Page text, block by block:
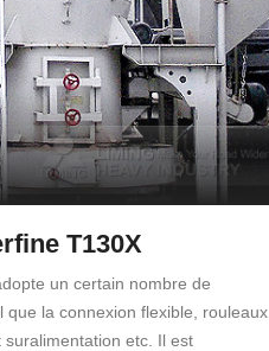
T130X
un certain nombre de
que la connexion flexible, rouleaux
etc. Il est